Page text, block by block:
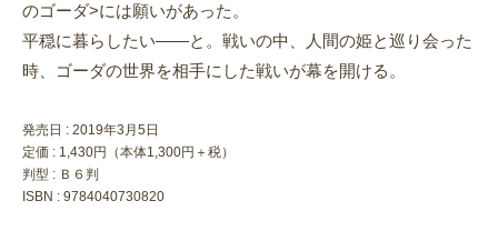
のゴーダ>には願いがあった。
平穏に暮らしたい――と。戦いの中、人間の姫と巡り会った
時、ゴーダの世界を相手にした戦いが幕を開ける。
発売日 : 2019年3月5日
定価 : 1,430円（本体1,300円＋税）
判型 : Ｂ６判
ISBN : 9784040730820